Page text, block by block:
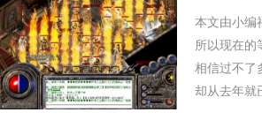
本文由小编
所以现在的
相信过不了
却从去年就